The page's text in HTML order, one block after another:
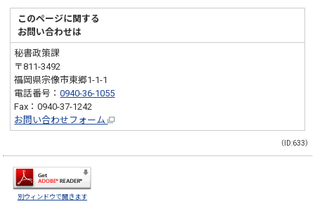
このページに関する
お問い合わせは
秘書政策課
〒811-3492
福岡県宗像市東郷1-1-1
電話番号：0940-36-1055
Fax：0940-37-1242
お問い合わせフォーム
（ID:633）
別ウィンドウで開きます